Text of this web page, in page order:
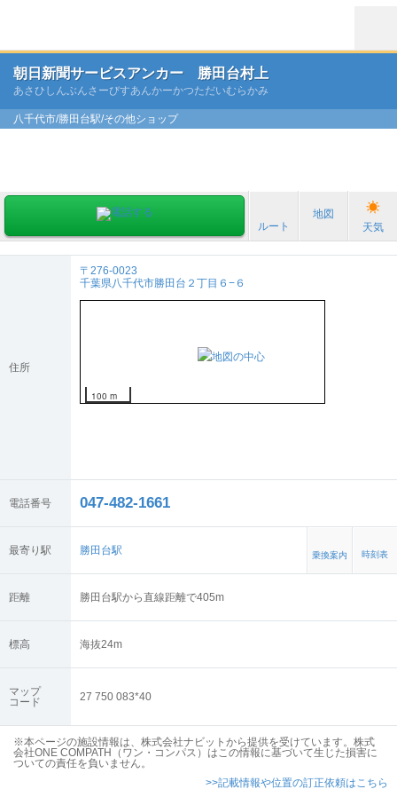
朝日新聞サービスアンカー 勝田台村上
あさひしんぶんさーびすあんかーかつただいむらかみ
八千代市/勝田台駅/その他ショップ
ルート
地図
天気
住所
〒276-0023
千葉県八千代市勝田台２丁目６−６
100 m
電話番号 047-482-1661
最寄り駅 勝田台駅 乗換案内 時刻表
距離 勝田台駅から直線距離で405m
標高 海抜24m
マップ
コード
27 750 083*40
※本ページの施設情報は、株式会社ナビットから提供を受けています。株式
会社ONE COMPATH（ワン・コンパス）はこの情報に基づいて生じた損害に
ついての責任を負いません。
>>記載情報や位置の訂正依頼はこちら